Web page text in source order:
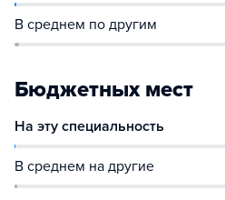
В среднем по другим
Бюджетных мест
На эту специальность
В среднем на другие